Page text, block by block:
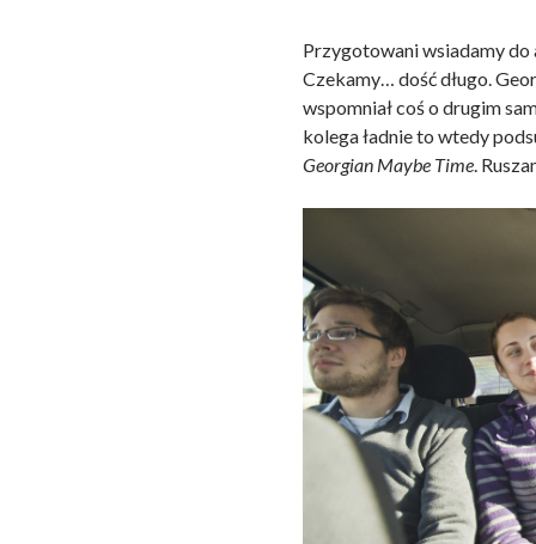
Przygotowani wsiadamy do
Czekamy… dość długo.
wspomniał coś o drugim
kolega ładnie to wtedy
Georgian Maybe Time.